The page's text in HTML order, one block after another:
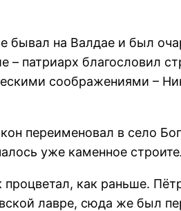
на Валдае и был
патриарх благословил
соображениями –
переименовал в село
уже каменное
как раньше.
лавре, сюда же был